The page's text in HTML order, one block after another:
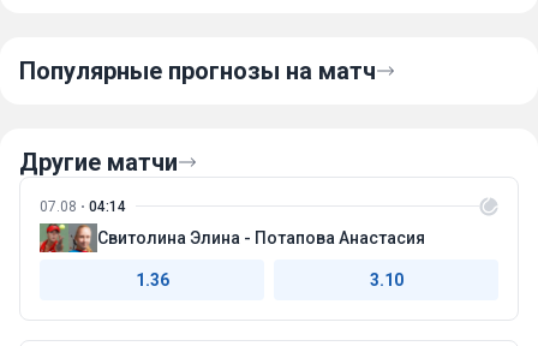
Популярные прогнозы на матч
Другие матчи
07.08 04:14
Свитолина Элина - Потапова Анастасия
1.36 3.10